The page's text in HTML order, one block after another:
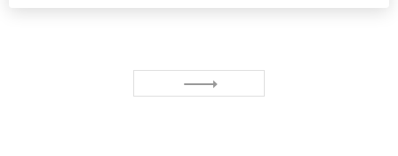
会产生各种疾病。另外，某些原因也会导致人体产生过多的活...